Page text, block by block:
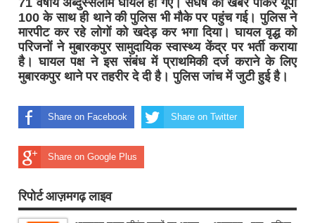
71 वर्षीय अब्दुस्सलाम घायल हो गए। संघर्ष की खबर पाकर यूपी
100 के साथ ही थाने की पुलिस भी मौके पर पहुंच गई। पुलिस ने
मारपीट कर रहे लोगों को खदेड़ कर भगा दिया। घायल वृद्ध को
परिजनों ने मुबारकपुर सामुदायिक स्वास्थ्य केंद्र पर भर्ती कराया
है। घायल पक्ष ने इस संबंध में प्राथमिकी दर्ज कराने के लिए
मुबारकपुर थाने पर तहरीर दे दी है। पुलिस जांच में जुटी हुई है।
Share on Facebook Share on Twitter
Share on Google Plus
रिपोर्ट आज़मगढ़ लाइव